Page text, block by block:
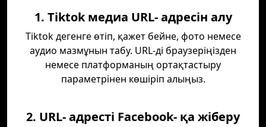
1. Tiktok медиа URL- адресін алу
Tiktok дегенге өтіп, қажет бейне, фото немесе
аудио мазмұнын табу. URL-ді браузеріңізден
немесе платформаның ортақтастыру
параметрінен көшіріп алыңыз.
2. URL- адресті Facebook- қа жіберу